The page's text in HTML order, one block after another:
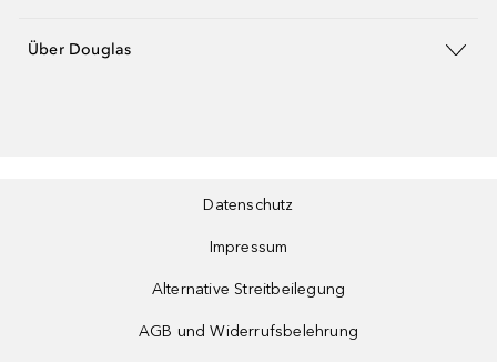
Über Douglas
Datenschutz
Impressum
Alternative Streitbeilegung
AGB und Widerrufsbelehrung